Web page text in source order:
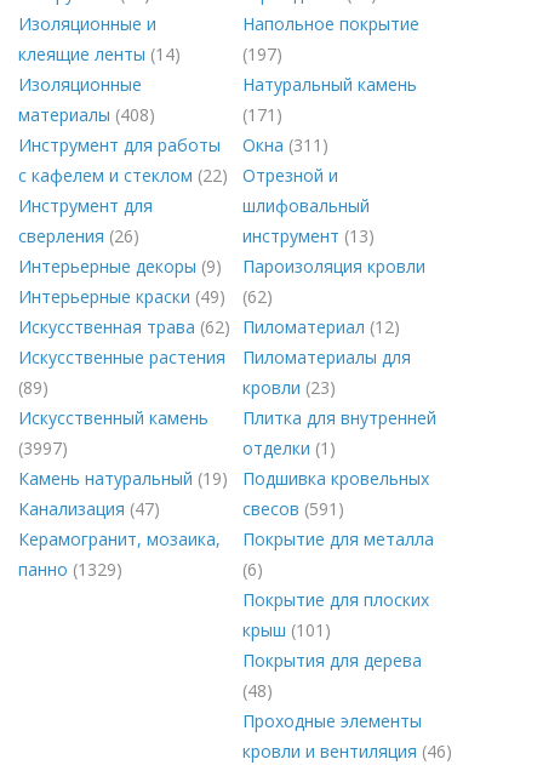
Изоляционные и
клеящие ленты (14)
Изоляционные
материалы (408)
Инструмент для работы
с кафелем и стеклом (22)
Инструмент для
сверления (26)
Интерьерные декоры (9)
Интерьерные краски (49)
Искусственная трава (62)
Искусственные растения
(89)
Искусственный камень
(3997)
Камень натуральный (19)
Канализация (47)
Керамогранит, мозаика,
панно (1329)
Напольное покрытие
(197)
Натуральный камень
(171)
Окна (311)
Отрезной и
шлифовальный
инструмент (13)
Пароизоляция кровли
(62)
Пиломатериал (12)
Пиломатериалы для
кровли (23)
Плитка для внутренней
отделки (1)
Подшивка кровельных
свесов (591)
Покрытие для металла
(6)
Покрытие для плоских
крыш (101)
Покрытия для дерева
(48)
Проходные элементы
кровли и вентиляция (46)